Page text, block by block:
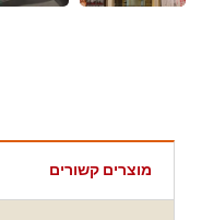
מוצרים קשורים